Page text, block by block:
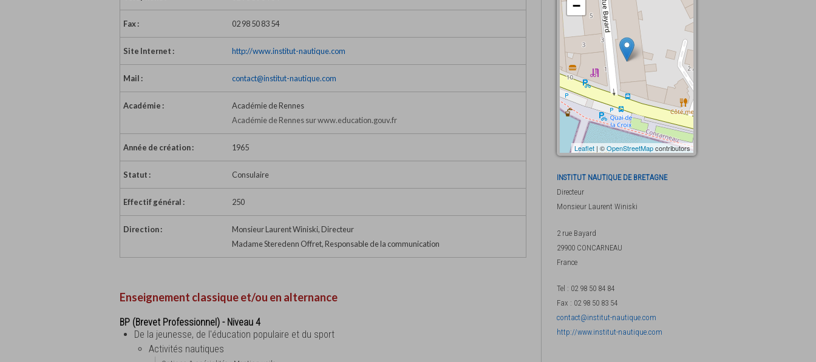
Fax : 02 98 50 83 54
Site Internet : http://www.institut-nautique.com
Mail : contact@institut-nautique.com
Académie :
Académie de Rennes
Académie de Rennes sur www.education.gouv.fr
Année de création : 1965
Statut : Consulaire
Effectif général : 250
Direction :
Monsieur Laurent Winiski, Directeur
Madame Steredenn Offret, Responsable de la communication
Enseignement classique et/ou en alternance
BP (Brevet Professionnel) - Niveau 4
De la jeunesse, de l'éducation populaire et du sport
Activités nautiques
−
Leaflet | ©OpenStreetMapcontributors
INSTITUT NAUTIQUE DE BRETAGNE
Directeur
Monsieur Laurent Winiski
2 rue Bayard
29900 CONCARNEAU
France
Tel : 02 98 50 84 84
Fax : 02 98 50 83 54
contact@institut-nautique.com
http://www.institut-nautique.com